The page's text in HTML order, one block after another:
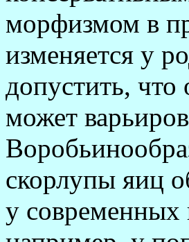
морфизмом в
изменяется у
допустить, что
может
скорлупы яиц
у современных